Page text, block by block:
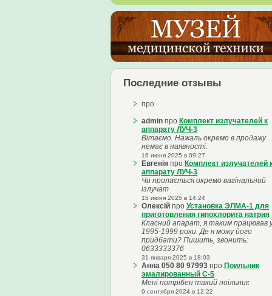
Последние отзывы
про
admin про Комплект излучателей к
аппарату ЛУЧ-3
Вітаємо. Нажаль окремо в продажу
немає в наявності.
16 июня 2025 в 09:27
Евгенія про Комплект излучателей
аппарату ЛУЧ-3
Чи пролається окремо вагінальний
ізлучат
15 июня 2025 в 14:24
Олексій про Установка ЭЛМА-1 для
приготовления гипохлорита натрия
Класний апарат, я таким працював
1995-1999 роки. Де я можу його
придбати? Пишить, звонить:
0633333376
31 января 2025 в 18:03
Анна 050 80 97993 про Поильник
эмалированный С-5
Мені потрібен такий поїльник
9 сентября 2024 в 12:22